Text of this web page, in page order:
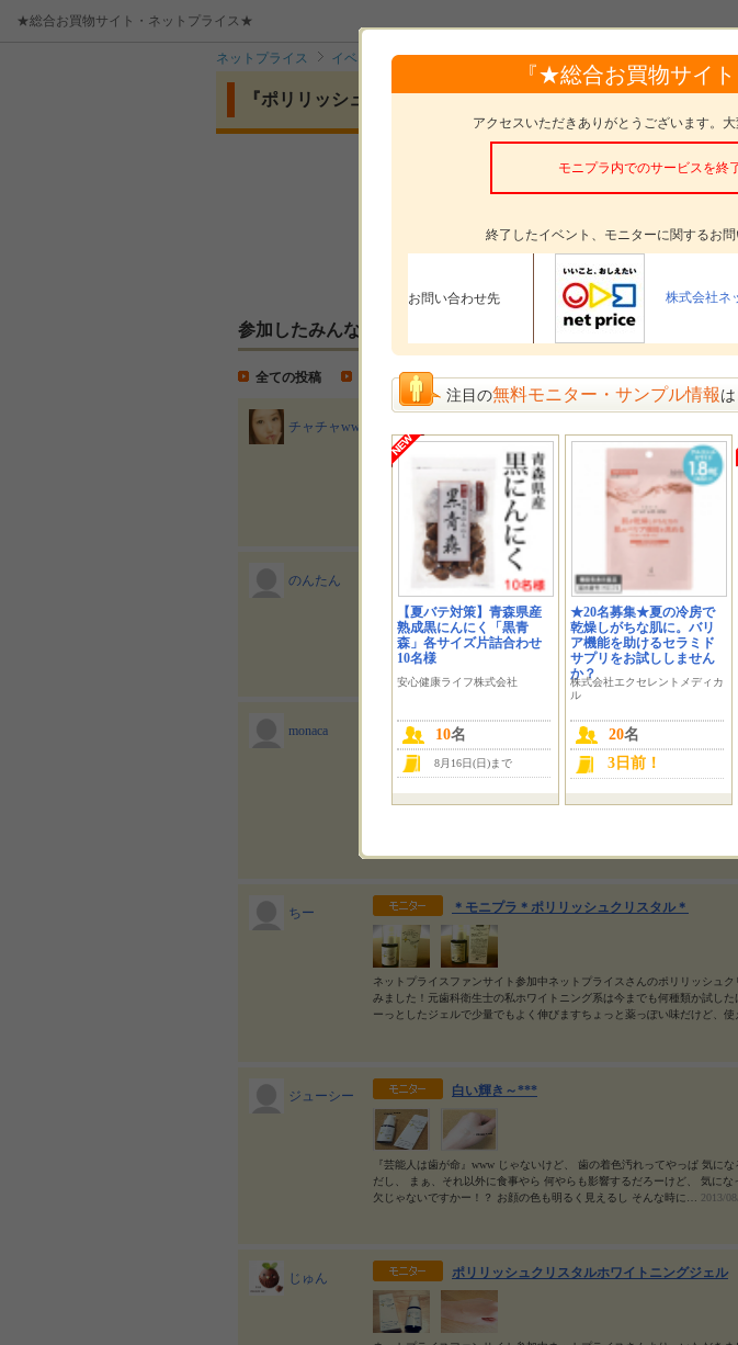
★総合お買物サイト・ネットプライス★
ネットプライス イベント 『ポリリッシュクリスタルホワイトニングジェル』モ
『★総合お買物サイ
アクセスいただきありがとうございます。
モニプラ内でのサービスを終
終了したイベント、モニターに関するお
お問い合わせ先 株式会社ネ
注目の無料モニター・サンプル情報 は
【夏バテ対策】青森県産
熟成黒にんにく「黒青
森」各サイズ片詰合わせ
10名様
安心健康ライフ株式会社
10名
8月16日(日)まで
★20名募集★夏の冷房で
乾燥しがちな肌に。バリ
ア機能を助けるセラミド
サプリをお試ししません
か？
株式会社エクセレントメディカ
ル
20名
3日前！
『ポリリッシュクリスタルホワイトニングジェル』モニター
モニタープレゼント ポリリッシュクリ
投稿方法
参加したみんなの投稿
全ての投稿 モニター投稿 イベント紹介
チャチャww
サーチャチャの日記
初めてのホワイトニングジェル体験 ポリリッシュクリスタルホワイトニ
がとっても悪い私 この歳で矯正する勇気もなく 歯並びが悪いのとワイン
いところが茶色くなって しまうんです 半年…
2013/08/24
のんたん ポリリッシュクリスタルホワイトニングジェル
ネットプライスファンサイト参加中 2013/08/23
monaca 薬用ポリリッシュクリスタルホワイトニングジ
ちー ＊モニプラ＊ポリリッシュクリスタル＊
ネットプライスファンサイト参加中ネットプライスさんのポリリッシュ
みました！元歯科衛生士の私ホワイトニング系は今までも何種類か試し
ーっとしたジェルで少量でもよく伸びますちょっと薬っぽい味だけど、
ジューシー 白い輝き～***
『芸能人は歯が命』www じゃないけど、 歯の着色汚れってやっぱ 気に
だし、 まぁ、それ以外に食事やら 何やらも影響するだろーけど、 気に
欠じゃないですかー！？ お顔の色も明るく見えるし そんな時に… 2013/
じゅん ポリリッシュクリスタルホワイトニングジェル